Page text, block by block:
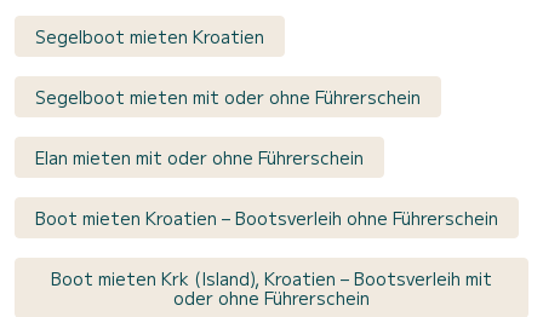
Segelboot mieten Kroatien
Segelboot mieten mit oder ohne Führerschein
Elan mieten mit oder ohne Führerschein
Boot mieten Kroatien – Bootsverleih ohne Führerschein
Boot mieten Krk (Island), Kroatien – Bootsverleih mit
oder ohne Führerschein